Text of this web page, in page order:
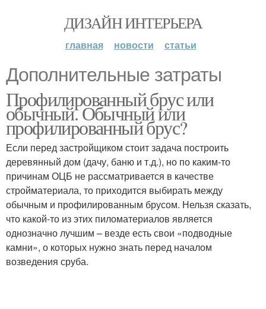
ДИЗАЙН ИНТЕРЬЕРА
главная новости статьи
Дополнительные затраты
Профилированный брус или
обычный. Обычный или
профилированный брус?
Если перед застройщиком стоит задача построить
деревянный дом (дачу, баню и т.д.), но по каким-то
причинам ОЦБ не рассматривается в качестве
стройматериала, то приходится выбирать между
обычным и профилированным брусом. Нельзя сказать,
что какой-то из этих пиломатериалов является
однозначно лучшим – везде есть свои «подводные
камни», о которых нужно знать перед началом
возведения сруба.